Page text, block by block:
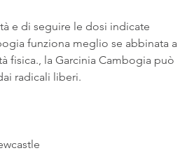
funziona meglio se abbinata a
fisica., la Garcinia Cambogia può
radicali liberi.